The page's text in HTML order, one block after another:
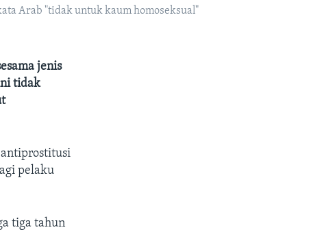
Arab "tidak untuk kaum homoseksual"
jenis
tidak
pelaku
tiga tahun